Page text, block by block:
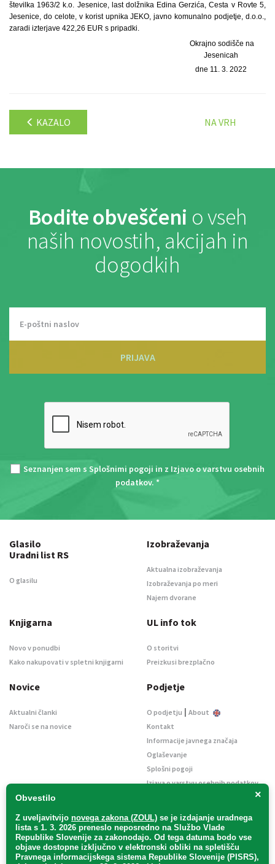
številka 1963/2 k.o. Jesenice, last dolžnika Edina Gerzića, Cesta v Rovte 5,
Jesenice, do celote, v korist upnika JEKO, javno komunalno podjetje, d.o.o.,
zaradi izterjave 422,26 EUR s pripadki.
Okrajno sodišče na
Jesenicah
dne 11. 3. 2022
KAZALO NA VRH
Bodite obveščeni o vseh
naših novostih, akcijah in
dogodkih
PRIJAVA
Seznanjen sem s Splošnimi pogoji in z Izjavo o varstvu osebnih
podatkov. *
×
Obvestilo
Z uveljavitvijo novega zakona (ZOUL) se je izdajanje uradnega
lista s 1. 3. 2026 preneslo neposredno na Službo Vlade
Republike Slovenije za zakonodajo. Od tega datuma bodo vse
objave dostopne izključno v elektronski obliki na spletišču
Pravnega informacijskega sistema Republike Slovenije (PISRS),
Glasilo
Uradni list RS
O glasilu
Izobraževanja
Aktualna izobraževanja
Izobraževanja po meri
Najem dvorane
Knjigarna
Novo v ponudbi
Kako nakupovati v spletni knjigarni
UL info tok
O storitvi
Preizkusi brezplačno
Novice
Aktualni članki
Naroči se na novice
Podjetje
O podjetju | About
Kontakt
Informacije javnega značaja
Oglaševanje
Splošni pogoji
Izjava o varstvu osebnih podatkov